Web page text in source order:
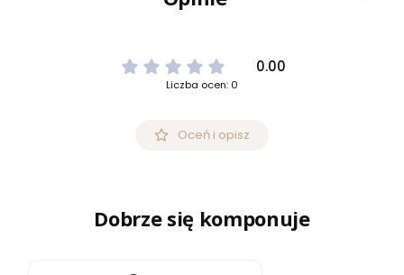
0.00
Liczba ocen: 0
Oceń i opisz
Dobrze się komponuje